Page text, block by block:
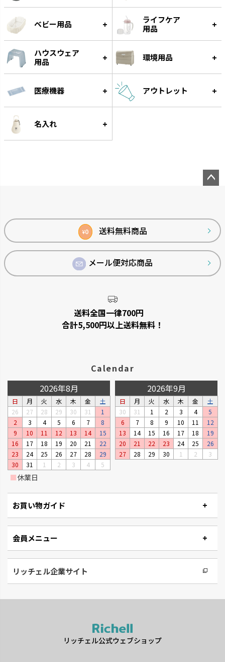
ベビー用品
ライフケア
用品
ハウスウェア
用品
環境用品
医療機器 アウトレット
名入れ
¥0 送料無料商品
メール便対応商品
送料全国一律700円
合計5,500円以上送料無料！
Calendar
2026年8月
日 月 火 水 木 金
土
26
27 28 29 30 31
1
2
3 4 5 6 7
8
9
10 11 12 13 14
15
16
17 18 19 20 21
22
23
24 25 26 27 28
29
30
31 1 2 3 4 5
2026年9月
日 月 火 水 木 金
土
30
31 1 2 3 4
5
6
7 8 9 10 11
12
13
14 15 16 17 18
19
20
21 22 23 24 25
26
27
28 29 30 1 2 3
■休業日
お買い物ガイド
会員メニュー
リッチェル企業サイト
リッチェル公式ウェブショップ
ップ
へ